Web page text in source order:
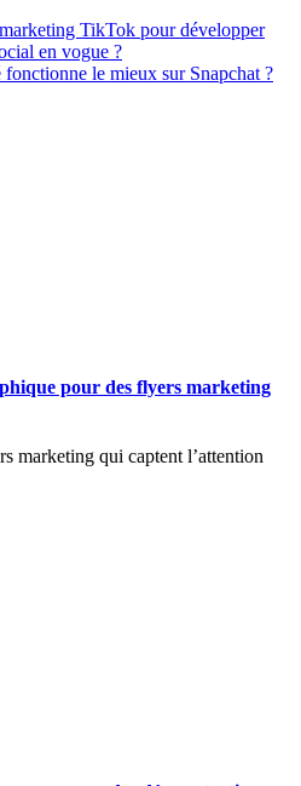
TikTok pour développer
en vogue ?
le mieux sur Snapchat ?
pour des flyers marketing
marketing qui captent l’attention